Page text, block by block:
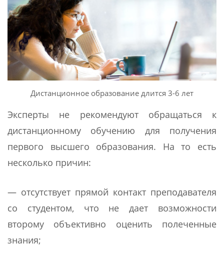
Дистанционное образование длится 3-6 лет
Эксперты не рекомендуют обращаться к
дистанционному обучению для получения
первого высшего образования. На то есть
несколько причин:
— отсутствует прямой контакт преподавателя
со студентом, что не дает возможности
второму объективно оценить полеченные
знания;